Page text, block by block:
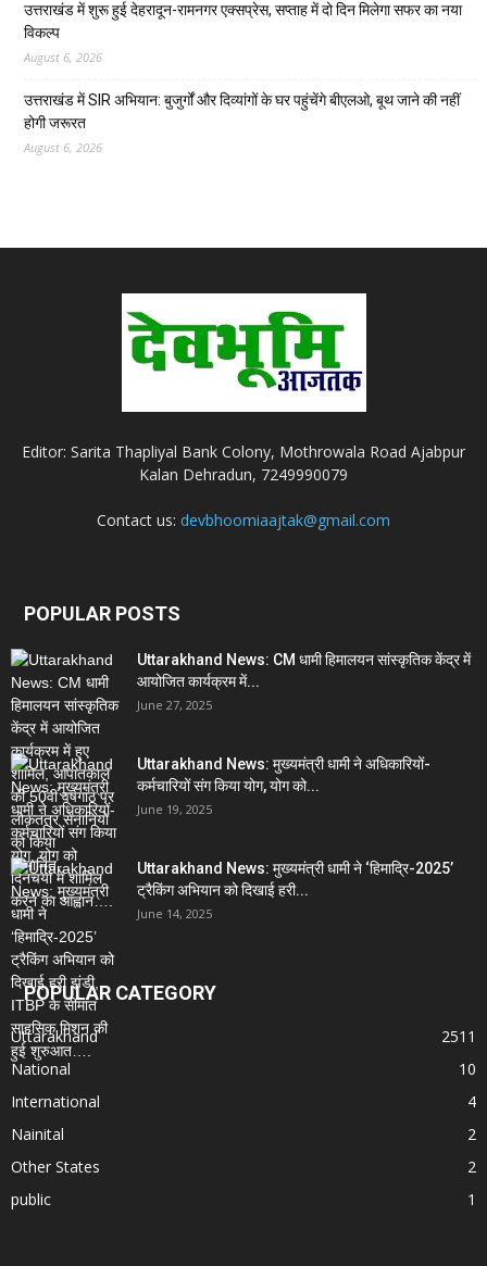
उत्तराखंड में शुरू हुई देहरादून-रामनगर एक्सप्रेस, सप्ताह में दो दिन मिलेगा सफर का नया
विकल्प
August 6, 2026
उत्तराखंड में SIR अभियान: बुजुर्गों और दिव्यांगों के घर पहुंचेंगे बीएलओ, बूथ जाने की नहीं
होगी जरूरत
August 6, 2026
Editor: Sarita Thapliyal Bank Colony, Mothrowala Road Ajabpur
Kalan Dehradun, 7249990079
Contact us: devbhoomiaajtak@gmail.com
POPULAR POSTS
Uttarakhand News: CM धामी हिमालयन सांस्कृतिक केंद्र में
आयोजित कार्यक्रम में...
June 27, 2025
Uttarakhand News: मुख्यमंत्री धामी ने अधिकारियों-
कर्मचारियों संग किया योग, योग को...
June 19, 2025
Uttarakhand News: मुख्यमंत्री धामी ने ‘हिमाद्रि-2025’
ट्रैकिंग अभियान को दिखाई हरी...
June 14, 2025
POPULAR CATEGORY
Uttarakhand
2511
National
10
International
4
Nainital
2
Other States
2
public
1